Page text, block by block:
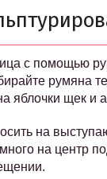
с помощью
румяна
яблочки щек и
на
на центр